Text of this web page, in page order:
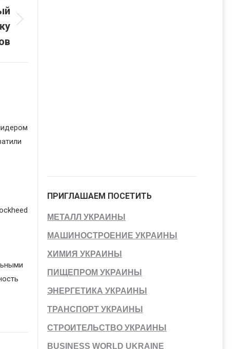
ПРИГЛАШАЕМ ПОСЕТИТЬ
МЕТАЛЛ УКРАИНЫ
МАШИНОСТРОЕНИЕ УКРАИНЫ
ХИМИЯ УКРАИНЫ
ПИЩЕПРОМ УКРАИНЫ
ЭНЕРГЕТИКА УКРАИНЫ
ТРАНСПОРТ УКРАИНЫ
СТРОИТЕЛЬСТВО УКРАИНЫ
BUSINESS WORLD UKRAINE